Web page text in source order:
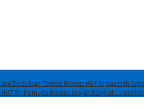
Diusulkan Terima Remisi HUT RI Saadiah
RI, Pemuda Maluku Diajak Bangkit Lewat